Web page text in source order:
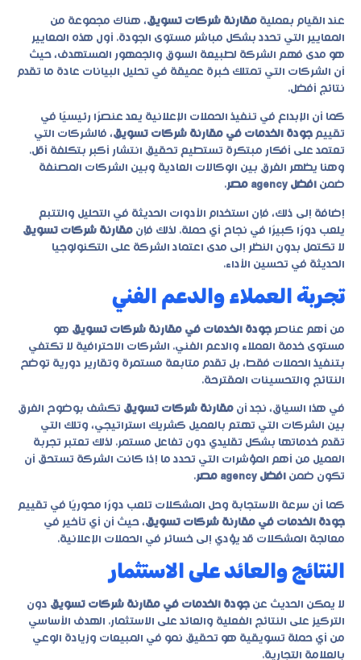
عند القيام بعملية مقارنة شركات تسويق، هناك مجموعة من
المعايير التي تحدد بشكل مباشر مستوى الجودة. أول هذه المعايير
هو مدى فهم الشركة لطبيعة السوق والجمهور المستهدف، حيث
أن الشركات التي تمتلك خبرة عميقة في تحليل البيانات عادة ما تقدم
نتائج أفضل.
كما أن الإبداع في تنفيذ الحملات الإعلانية يعد عنصرًا رئيسيًا في
تقييم جودة الخدمات في مقارنة شركات تسويق، فالشركات التي
تعتمد على أفكار مبتكرة تستطيع تحقيق انتشار أكبر بتكلفة أقل.
وهنا يظهر الفرق بين الوكالات العادية وبين الشركات المصنفة
ضمن افضل agency مصر .
إضافة إلى ذلك، فإن استخدام الأدوات الحديثة في التحليل والتتبع
يلعب دورًا كبيرًا في نجاح أي حملة. لذلك فإن مقارنة شركات تسويق
لا تكتمل بدون النظر إلى مدى اعتماد الشركة على التكنولوجيا
الحديثة في تحسين الأداء.
تجربة العملاء والدعم الفني
من أهم عناصر جودة الخدمات في مقارنة شركات تسويق هو
مستوى خدمة العملاء والدعم الفني. الشركات الاحترافية لا تكتفي
بتنفيذ الحملات فقط، بل تقدم متابعة مستمرة وتقارير دورية توضح
النتائج والتحسينات المقترحة.
في هذا السياق، نجد أن مقارنة شركات تسويق تكشف بوضوح الفرق
بين الشركات التي تهتم بالعميل كشريك استراتيجي، وتلك التي
تقدم خدماتها بشكل تقليدي دون تفاعل مستمر. لذلك تعتبر تجربة
العميل من أهم المؤشرات التي تحدد ما إذا كانت الشركة تستحق أن
تكون ضمن افضل agency مصر .
كما أن سرعة الاستجابة وحل المشكلات تلعب دورًا محوريًا في تقييم
جودة الخدمات في مقارنة شركات تسويق، حيث أن أي تأخير في
معالجة المشكلات قد يؤدي إلى خسائر في الحملات الإعلانية.
النتائج والعائد على الاستثمار
لا يمكن الحديث عن جودة الخدمات في مقارنة شركات تسويق دون
التركيز على النتائج الفعلية والعائد على الاستثمار. الهدف الأساسي
من أي حملة تسويقية هو تحقيق نمو في المبيعات وزيادة الوعي
بالعلامة التجارية.